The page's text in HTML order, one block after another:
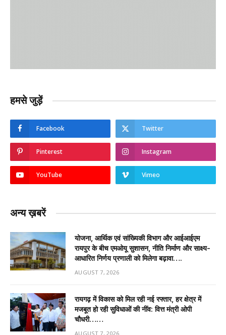
हमसे जुड़ें
Facebook Twitter
Pinterest Instagram
YouTube Vimeo
अन्य ख़बरें
योजना, आर्थिक एवं सांख्यिकी विभाग और आईआईएम
रायपुर के बीच एमओयू सुशासन, नीति निर्माण और साक्ष्य-
आधारित निर्णय प्रणाली को मिलेगा बढ़ावा….
AUGUST 7, 2026
रायगढ़ में विकास को मिल रही नई रफ्तार, हर क्षेत्र में
मजबूत हो रही सुविधाओं की नींव: वित्त मंत्री ओपी
चौधरी……
AUGUST 7, 2026